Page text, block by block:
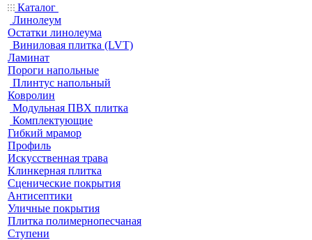
Каталог
Линолеум
Остатки линолеума
Виниловая плитка (LVT)
Ламинат
Пороги напольные
Плинтус напольный
Ковролин
Модульная ПВХ плитка
Комплектующие
Гибкий мрамор
Профиль
Искусственная трава
Клинкерная плитка
Сценические покрытия
Антисептики
Уличные покрытия
Плитка полимернопесчаная
Ступени